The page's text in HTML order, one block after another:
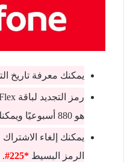
يمكنك معرفة تاريخ
هو 880 أسبوعيًا ويمكنك أيضًا تغييرها من خلالها.
يمكنك إلغاء
الرمز البسيط *225#
.